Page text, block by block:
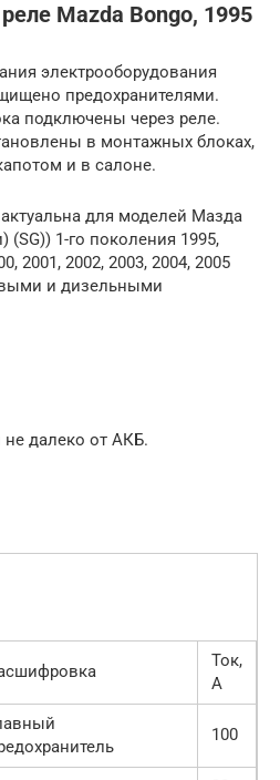
Mazda Bongo, 1995
электрооборудования
предохранителями.
подключены через реле.
в монтажных блоках,
и в салоне.
для моделей Мазда
1-го поколения 1995,
2001, 2002, 2003, 2004, 2005
и дизельными
далеко от АКБ.
Ток,
А
100